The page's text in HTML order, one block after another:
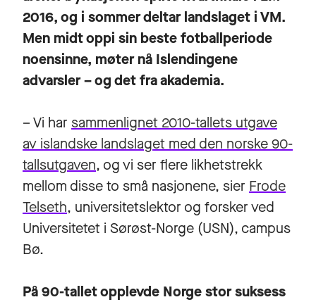
2016, og i sommer deltar landslaget i VM.
Men midt oppi sin beste fotballperiode
noensinne, møter nå Islendingene
advarsler – og det fra akademia.
– Vi har sammenlignet 2010-tallets utgave
av islandske landslaget med den norske 90-
tallsutgaven, og vi ser flere likhetstrekk
mellom disse to små nasjonene, sier Frode
Telseth, universitetslektor og forsker ved
Universitetet i Sørøst-Norge (USN), campus
Bø.
På 90-tallet opplevde Norge stor suksess